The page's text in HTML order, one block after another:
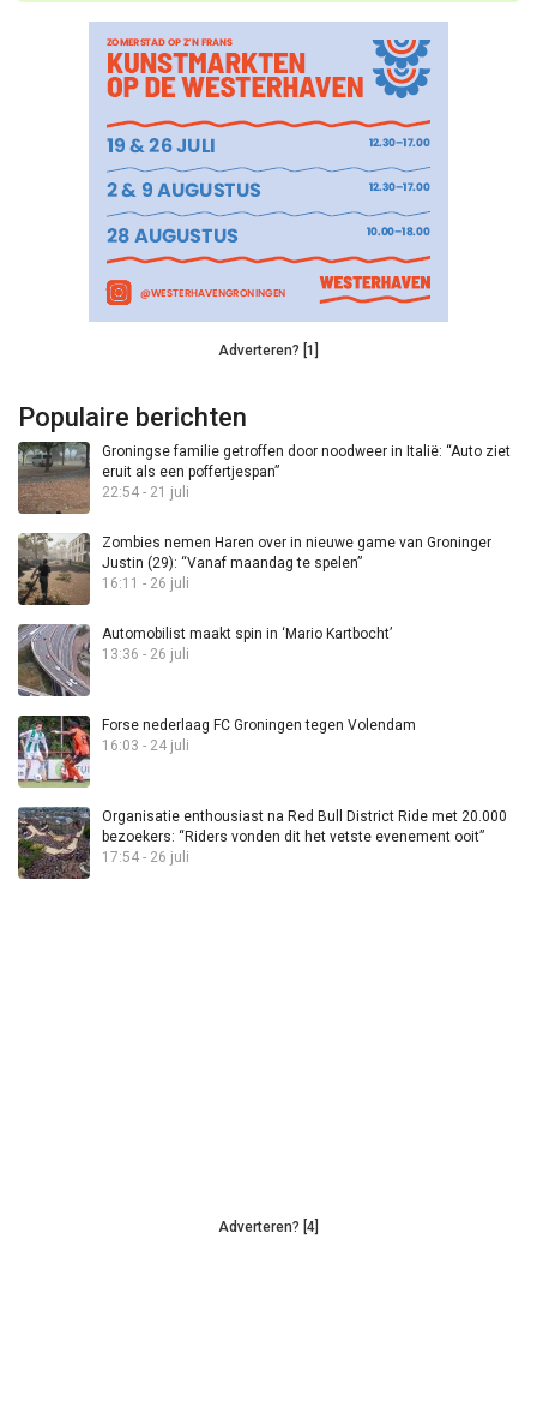
Adverteren? [1]
Populaire berichten
Groningse familie getroffen door noodweer in Italië: “Auto ziet
eruit als een poffertjespan”
22:54 - 21 juli
Zombies nemen Haren over in nieuwe game van Groninger
Justin (29): “Vanaf maandag te spelen”
16:11 - 26 juli
Automobilist maakt spin in ‘Mario Kartbocht’
13:36 - 26 juli
Forse nederlaag FC Groningen tegen Volendam
16:03 - 24 juli
Organisatie enthousiast na Red Bull District Ride met 20.000
bezoekers: “Riders vonden dit het vetste evenement ooit”
17:54 - 26 juli
Adverteren? [4]